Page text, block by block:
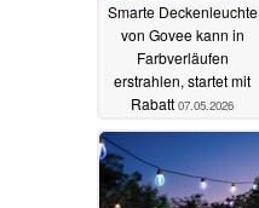
Smarte Deckenleuchte
von Govee kann in
Farbverläufen
erstrahlen, startet mit
Rabatt 07.05.2026